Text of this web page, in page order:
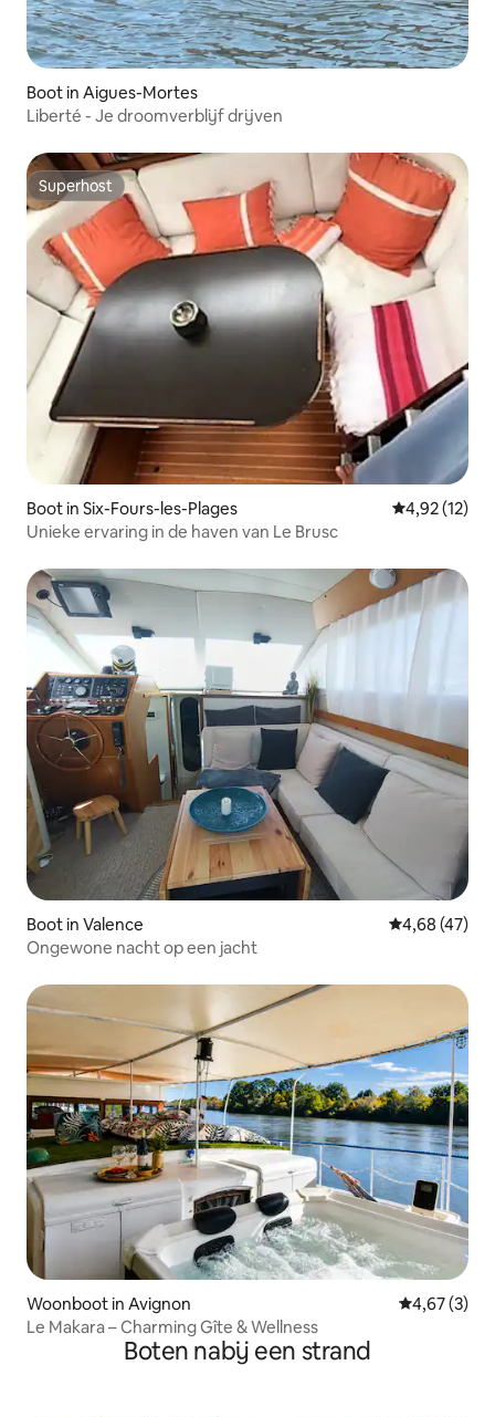
Boot in Aigues-Mortes
Liberté - Je droomverblijf drijven
Superhost
Superhost
Boot in Six-Fours-les-Plages Gemiddelde
4,92 (12)
Unieke ervaring in de haven van Le Brusc
Boot in Valence Gemiddelde
4,68 (47)
Ongewone nacht op een jacht
Woonboot in Avignon
4,67 (3)
Le Makara – Charming Gîte & Wellness
Boten nabij een strand